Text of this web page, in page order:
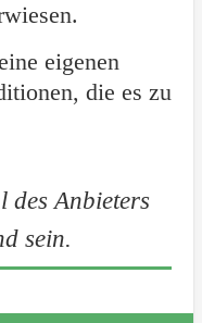
eigenen
die es zu
des Anbieters
sein.